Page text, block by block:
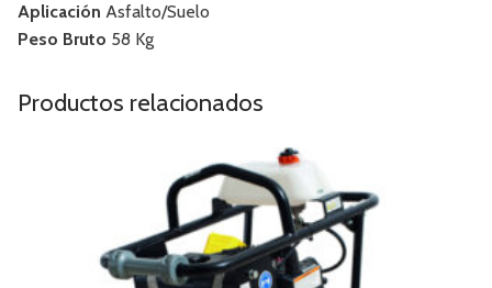
Aplicación Asfalto/Suelo
Peso Bruto 58 Kg
Productos relacionados